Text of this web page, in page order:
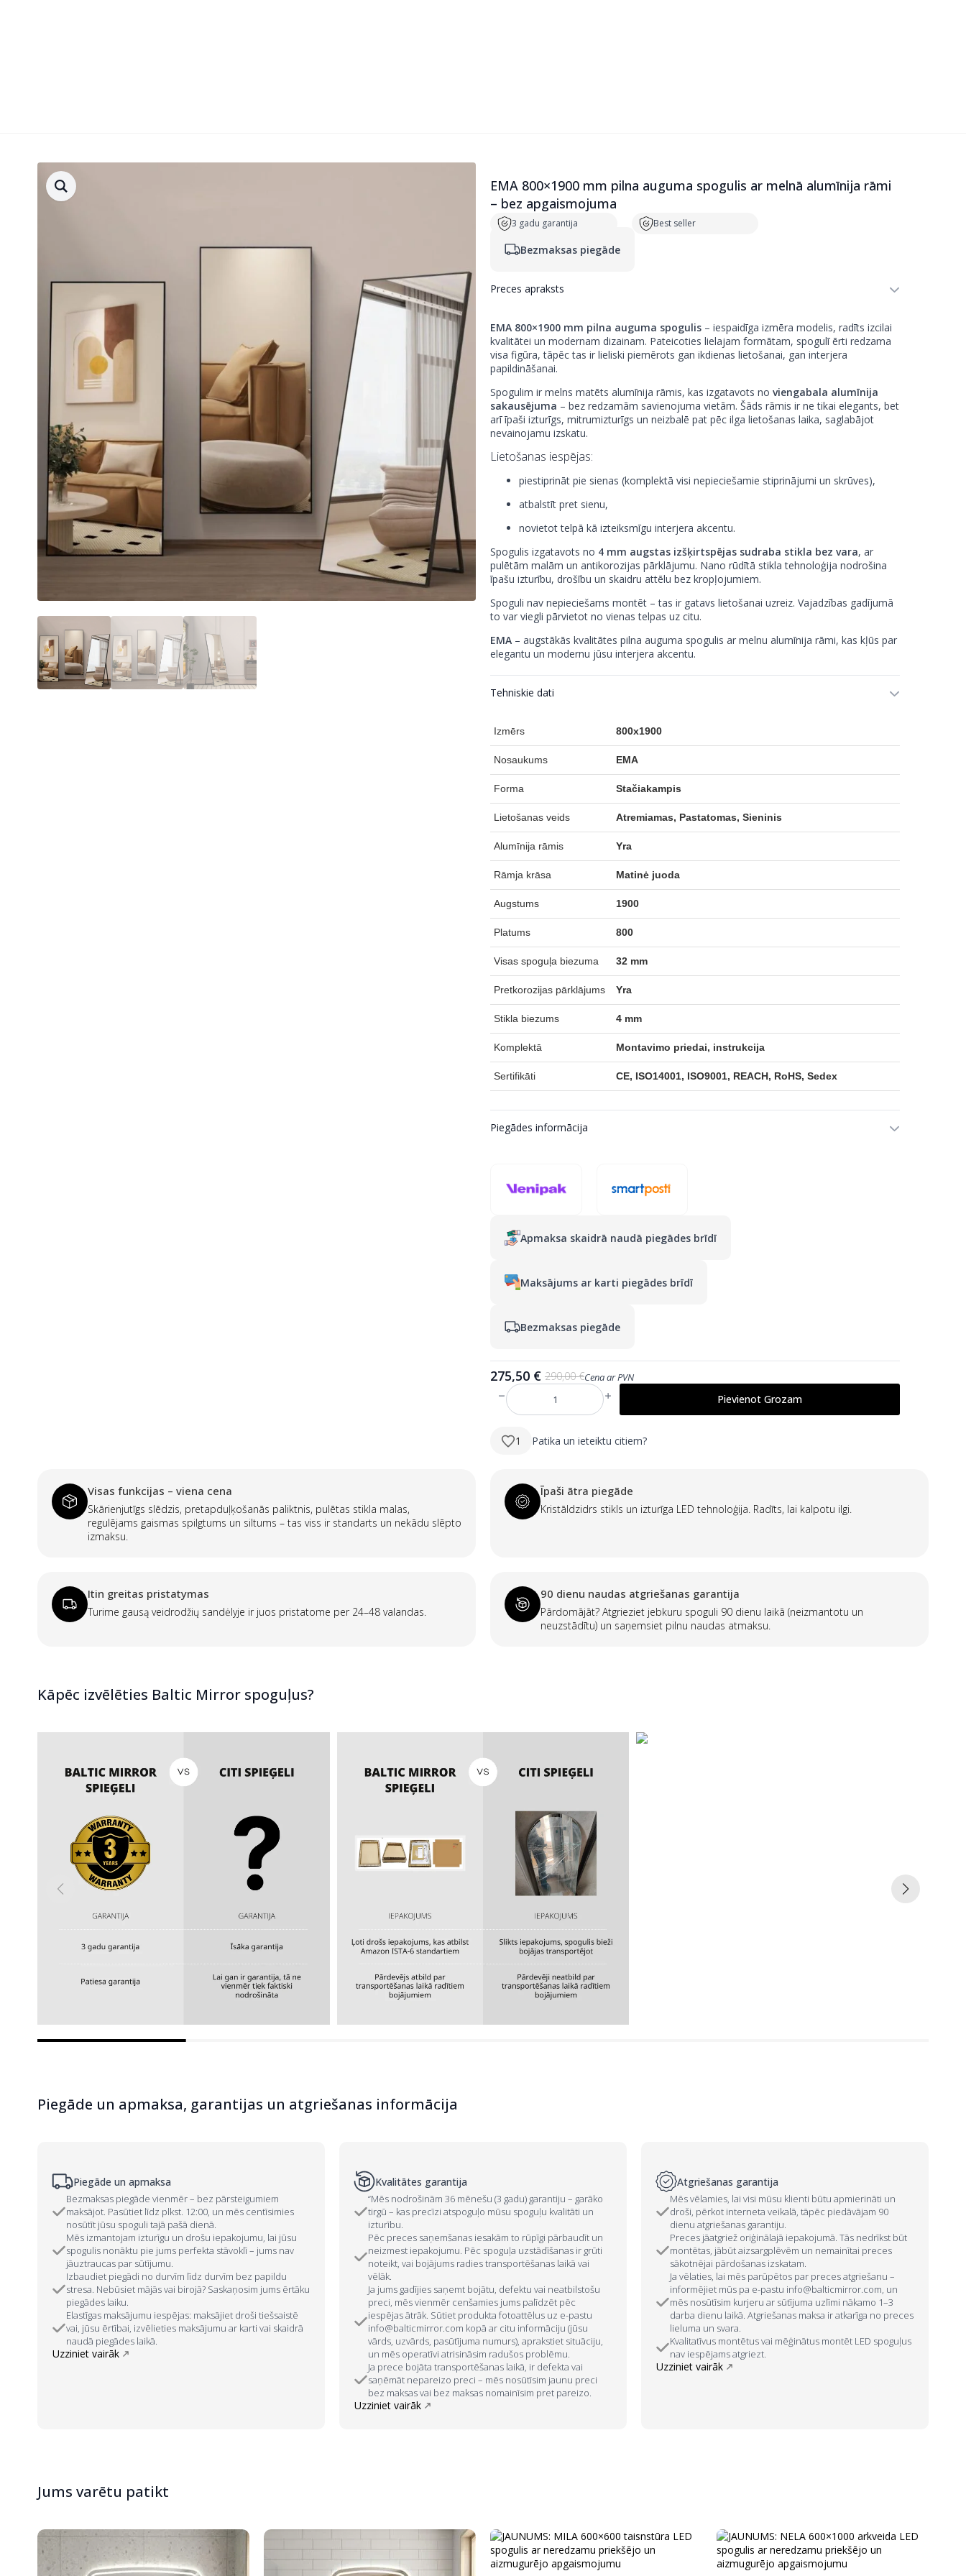
EMA 800×1900 mm pilna auguma spogulis ar melnā alumīnija rāmi
– bez apgaismojuma
3 gadu garantija Best seller
Bezmaksas piegāde
Preces apraksts
EMA 800×1900 mm pilna auguma spogulis – iespaidīga izmēra modelis, radīts izcilai
kvalitātei un modernam dizainam. Pateicoties lielajam formātam, spogulī ērti redzama
visa figūra, tāpēc tas ir lieliski piemērots gan ikdienas lietošanai, gan interjera
papildināšanai.
Spogulim ir melns matēts alumīnija rāmis, kas izgatavots no viengabala alumīnija
sakausējuma – bez redzamām savienojuma vietām. Šāds rāmis ir ne tikai elegants, bet
arī īpaši izturīgs, mitrumizturīgs un neizbalē pat pēc ilga lietošanas laika, saglabājot
nevainojamu izskatu.
Lietošanas iespējas:
piestiprināt pie sienas (komplektā visi nepieciešamie stiprinājumi un skrūves),
atbalstīt pret sienu,
novietot telpā kā izteiksmīgu interjera akcentu.
Spogulis izgatavots no 4 mm augstas izšķirtspējas sudraba stikla bez vara, ar
pulētām malām un antikorozijas pārklājumu. Nano rūdītā stikla tehnoloģija nodrošina
īpašu izturību, drošību un skaidru attēlu bez kropļojumiem.
Spoguli nav nepieciešams montēt – tas ir gatavs lietošanai uzreiz. Vajadzības gadījumā
to var viegli pārvietot no vienas telpas uz citu.
EMA – augstākās kvalitātes pilna auguma spogulis ar melnu alumīnija rāmi, kas kļūs par
elegantu un modernu jūsu interjera akcentu.
Tehniskie dati
Izmērs 800x1900
Nosaukums EMA
Forma Stačiakampis
Lietošanas veids Atremiamas, Pastatomas, Sieninis
Alumīnija rāmis Yra
Rāmja krāsa Matinė juoda
Augstums 1900
Platums 800
Visas spoguļa biezuma 32 mm
Pretkorozijas pārklājums Yra
Stikla biezums 4 mm
Komplektā Montavimo priedai, instrukcija
Sertifikāti CE, ISO14001, ISO9001, REACH, RoHS, Sedex
Piegādes informācija
Apmaksa skaidrā naudā piegādes brīdī
Maksājums ar karti piegādes brīdī
Bezmaksas piegāde
290,00€
Sākotnējā
cena
bija:
275,50 €
Pašreizējā
cena
Cena ar PVN
EMA
800×1900
auguma
alumīnija
rāmi
–
bez
Pievienot Grozam
1 Patika un ieteiktu citiem?
Visas funkcijas – viena cena
Skārienjutīgs slēdzis, pretapduļķošanās paliktnis, pulētas stikla malas,
regulējams gaismas spilgtums un siltums – tas viss ir standarts un nekādu slēpto
izmaksu.
Īpaši ātra piegāde
Kristāldzidrs stikls un izturīga LED tehnoloģija. Radīts, lai kalpotu ilgi.
Itin greitas pristatymas
Turime gausą veidrodžių sandėlyje ir juos pristatome per 24–48 valandas.
90 dienu naudas atgriešanas garantija
Pārdomājāt? Atgrieziet jebkuru spoguli 90 dienu laikā (neizmantotu un
neuzstādītu) un saņemsiet pilnu naudas atmaksu.
Kāpēc izvēlēties Baltic Mirror spoguļus?
Piegāde un apmaksa, garantijas un atgriešanas informācija
Piegāde un apmaksa
Bezmaksas piegāde vienmēr – bez pārsteigumiem
maksājot. Pasūtiet līdz plkst. 12:00, un mēs centīsimies
nosūtīt jūsu spoguli tajā pašā dienā.
Mēs izmantojam izturīgu un drošu iepakojumu, lai jūsu
spogulis nonāktu pie jums perfekta stāvoklī – jums nav
jāuztraucas par sūtījumu.
Izbaudiet piegādi no durvīm līdz durvīm bez papildu
stresa. Nebūsiet mājās vai birojā? Saskaņosim jums ērtāku
piegādes laiku.
Elastīgas maksājumu iespējas: maksājiet droši tiešsaistē
vai, jūsu ērtībai, izvēlieties maksājumu ar karti vai skaidrā
naudā piegādes laikā.
Uzziniet vairāk
Kvalitātes garantija
“Mēs nodrošinām 36 mēnešu (3 gadu) garantiju – garāko
tirgū – kas precīzi atspoguļo mūsu spoguļu kvalitāti un
izturību.
Pēc preces saņemšanas iesakām to rūpīgi pārbaudīt un
neizmest iepakojumu. Pēc spoguļa uzstādīšanas ir grūti
noteikt, vai bojājums radies transportēšanas laikā vai
vēlāk.
Ja jums gadījies saņemt bojātu, defektu vai neatbilstošu
preci, mēs vienmēr cenšamies jums palīdzēt pēc
iespējas ātrāk. Sūtiet produkta fotoattēlus uz e-pastu
info@balticmirror.com kopā ar citu informāciju (jūsu
vārds, uzvārds, pasūtījuma numurs), aprakstiet situāciju,
un mēs operatīvi atrisināsim radušos problēmu.
Ja prece bojāta transportēšanas laikā, ir defekta vai
saņēmāt nepareizo preci – mēs nosūtīsim jaunu preci
bez maksas vai bez maksas nomainīsim pret pareizo.
Uzziniet vairāk
Atgriešanas garantija
Mēs vēlamies, lai visi mūsu klienti būtu apmierināti un
droši, pērkot interneta veikalā, tāpēc piedāvājam 90
dienu atgriešanas garantiju.
Preces jāatgriež oriģinālajā iepakojumā. Tās nedrīkst būt
montētas, jābūt aizsargplēvēm un nemainītai preces
sākotnējai pārdošanas izskatam.
Ja vēlaties, lai mēs parūpētos par preces atgriešanu –
informējiet mūs pa e-pastu info@balticmirror.com, un
mēs nosūtīsim kurjeru ar sūtījuma uzlīmi nākamo 1–3
darba dienu laikā. Atgriešanas maksa ir atkarīga no preces
lieluma un svara.
Kvalitatīvus montētus vai mēģinātus montēt LED spoguļus
nav iespējams atgriezt.
Uzziniet vairāk
Jums varētu patikt